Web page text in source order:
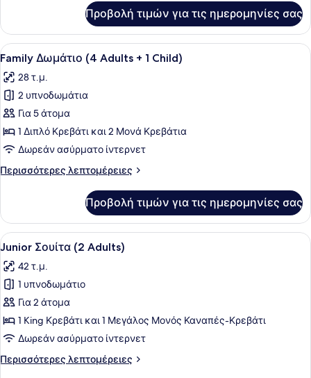
Δωμάτιο
(4
Adults)
Προβολή τιμών για τις ημερομηνίες σας
Προβολή
όλων
των
φωτογραφιών
για
Family
Δωμάτιο
Adults
Child)
Ένα σύγχρονο δωμάτιο
5
Family Δωμάτιο (4 Adults + 1 Child)
28 τ.μ.
2 υπνοδωμάτια
Για 5 άτομα
1 Διπλό Κρεβάτι και 2 Μονά Κρεβάτια
Δωρεάν ασύρματο ίντερνετ
Περισσότερες λεπτομέρειες
Περισσότερες
Δωμάτιο
(4
Adults
Child)
Προβολή τιμών για τις ημερομηνίες σας
Προβολή
όλων
των
φωτογραφιών
για
Junior
Σουίτα
Adults)
Ένας σύγχρονος χώρος υποδοχής
5
Junior Σουίτα (2 Adults)
42 τ.μ.
1 υπνοδωμάτιο
Για 2 άτομα
1 King Κρεβάτι και 1 Μεγάλος Μονός Καναπές-Κρεβάτι
Δωρεάν ασύρματο ίντερνετ
Περισσότερες λεπτομέρειες
Περισσότερες